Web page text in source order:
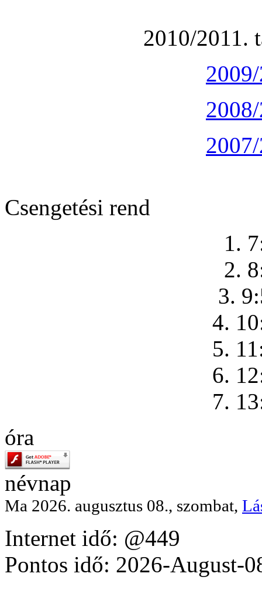
2010/2011.
Csengetési rend
1.
2.
3.
4.
5.
6.
7.
óra
névnap
Ma 2026. augusztus 08., szombat,
Internet idő: @449
Pontos idő: 2026-August-